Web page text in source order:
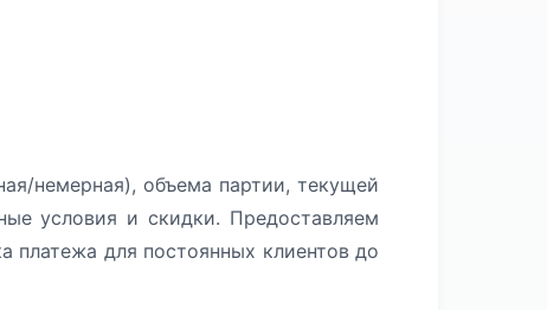
немерная), объема партии, текущей
условия и скидки. Предоставляем
для постоянных клиентов до